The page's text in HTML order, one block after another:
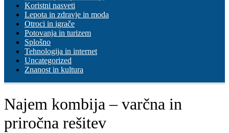
Koristni nasveti
Lepota in zdravje in moda
Otroci in igrače
Potovanja in turizem
Splošno
Tehnologija in internet
Uncategorized
Znanost in kultura
Najem kombija – varčna in
priročna rešitev